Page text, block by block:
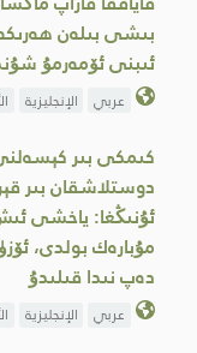
بىشى بىلەن
ئىبنى ئۆمەرمۇ
عربي الإنجليزية
كىمكى بىر
دوستلاشقان بىر
ئۇنىڭغا: ياخشى
مۇبارەك بولدى،
دەپ نىدا قىلىدۇ
عربي الإنجليزية